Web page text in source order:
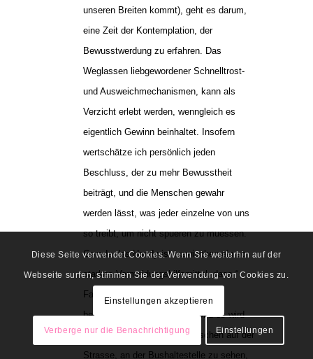
unseren Breiten kommt), geht es darum,
eine Zeit der Kontemplation, der
Bewusstwerdung zu erfahren. Das
Weglassen liebgewordener Schnelltrost-
und Ausweichmechanismen, kann als
Verzicht erlebt werden, wenngleich es
eigentlich Gewinn beinhaltet. Insofern
wertschätze ich persönlich jeden
Beschluss, der zu mehr Bewusstheit
beiträgt, und die Menschen gewahr
werden lässt, was jeder einzelne von uns
so treibt, um nicht spueren zu muessen.
Gerade das Handy ist inzwischen ein so
starkes Vermeidungshilfsmittel, dass “
Fasten“ vom Handy mir ueberaus
begruessenswert erscheint. Und es wird
schön, gelegentlich mal Menschen auf der
Strasse, an der Bushaltestelle zu sehen,
Diese Seite verwendet Cookies. Wenn Sie weiterhin auf der
Webseite surfen, stimmen Sie der Verwendung von Cookies zu.
Einstellungen akzeptieren
Verberge nur die Benachrichtigung Einstellungen